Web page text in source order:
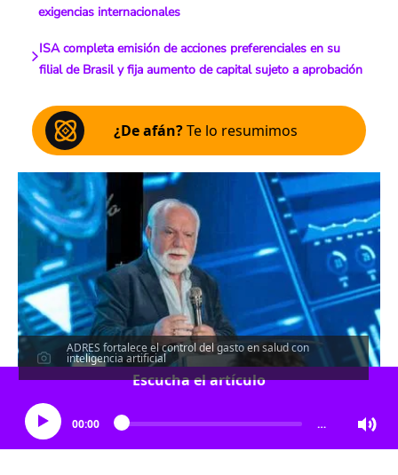
exigencias internacionales
ISA completa emisión de acciones preferenciales en su
filial de Brasil y fija aumento de capital sujeto a aprobación
¿De afán?Te lo resumimos
ADRES fortalece el control del gasto en salud con
inteligencia artificial
Escucha el artículo
00:00 …